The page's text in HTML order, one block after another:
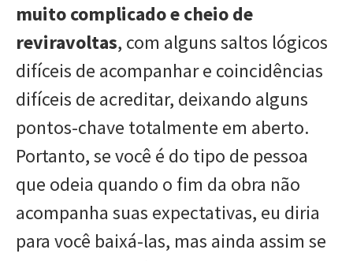
muito complicado e cheio de
reviravoltas, com alguns saltos lógicos
difíceis de acompanhar e coincidências
difíceis de acreditar, deixando alguns
pontos-chave totalmente em aberto.
Portanto, se você é do tipo de pessoa
que odeia quando o fim da obra não
acompanha suas expectativas, eu diria
para você baixá-las, mas ainda assim se